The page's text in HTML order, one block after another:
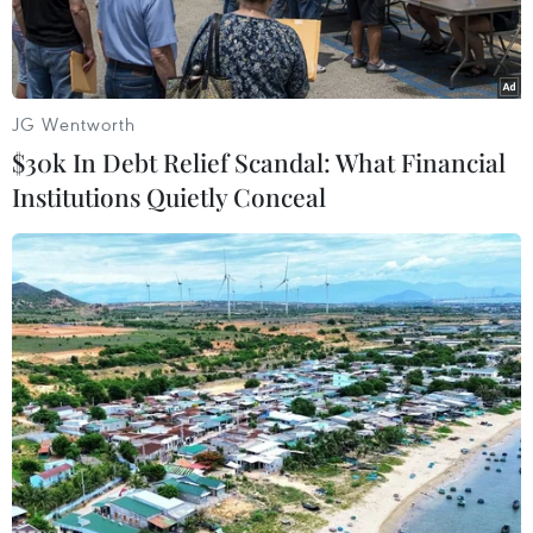
UnicoSearch dự báo số phụ nữ nắm giữ các vị trí điều hành tại
100 công ty lớn nhất Hàn Quốc sẽ vượt mốc 500 người vào
năm 2025. (Nguồn: Gettyimages)
Công ty tư vấn nghiên cứu UnicoSearch tại Hàn
Quốc ngày 23/11 công bố số liệu cho thấy tỷ lệ
JG Wentworth
$30k In Debt Relief Scandal: What Financial
Institutions Quietly Conceal